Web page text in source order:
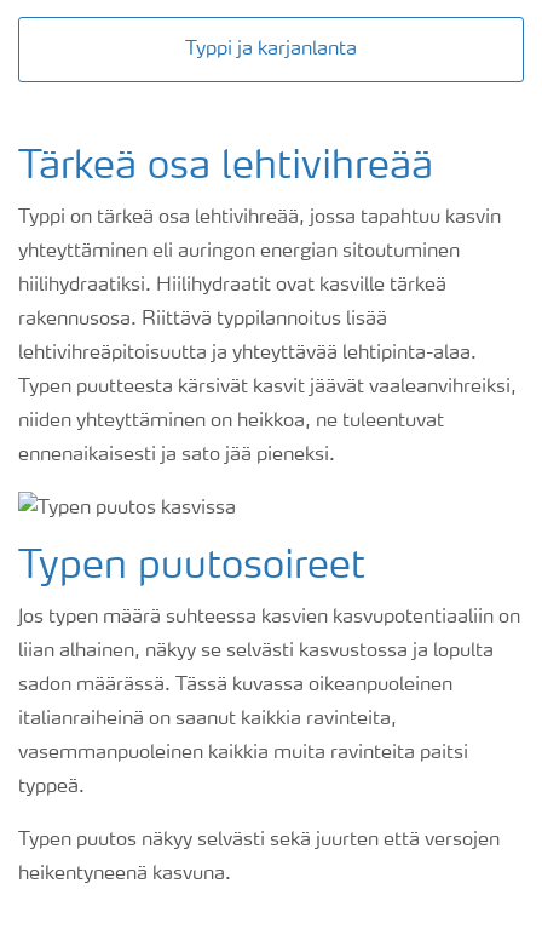
Typpi ja karjanlanta
Tärkeä osa lehtivihreää
Typpi on tärkeä osa lehtivihreää, jossa tapahtuu kasvin
yhteyttäminen eli auringon energian sitoutuminen
hiilihydraatiksi. Hiilihydraatit ovat kasville tärkeä
rakennusosa. Riittävä typpilannoitus lisää
lehtivihreäpitoisuutta ja yhteyttävää lehtipinta-alaa.
Typen puutteesta kärsivät kasvit jäävät vaaleanvihreiksi,
niiden yhteyttäminen on heikkoa, ne tuleentuvat
ennenaikaisesti ja sato jää pieneksi.
Typen puutosoireet
Jos typen määrä suhteessa kasvien kasvupotentiaaliin on
liian alhainen, näkyy se selvästi kasvustossa ja lopulta
sadon määrässä. Tässä kuvassa oikeanpuoleinen
italianraiheinä on saanut kaikkia ravinteita,
vasemmanpuoleinen kaikkia muita ravinteita paitsi
typpeä.
Typen puutos näkyy selvästi sekä juurten että versojen
heikentyneenä kasvuna.